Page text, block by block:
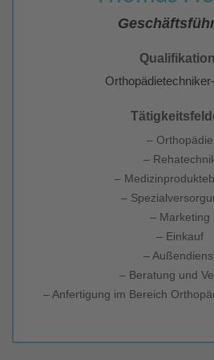
– Orthopädie
–
–
–
– Marketing
– Einkauf
–
– Beratung und
– Anfertigung im Bereich